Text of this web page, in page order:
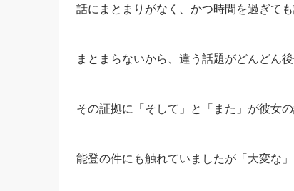
話にまとまりがなく、かつ時間を過ぎても
まとまらないから、違う話題がどんどん
その証拠に「そして」と「また」が彼女の
能登の件にも触れていましたが「大変な